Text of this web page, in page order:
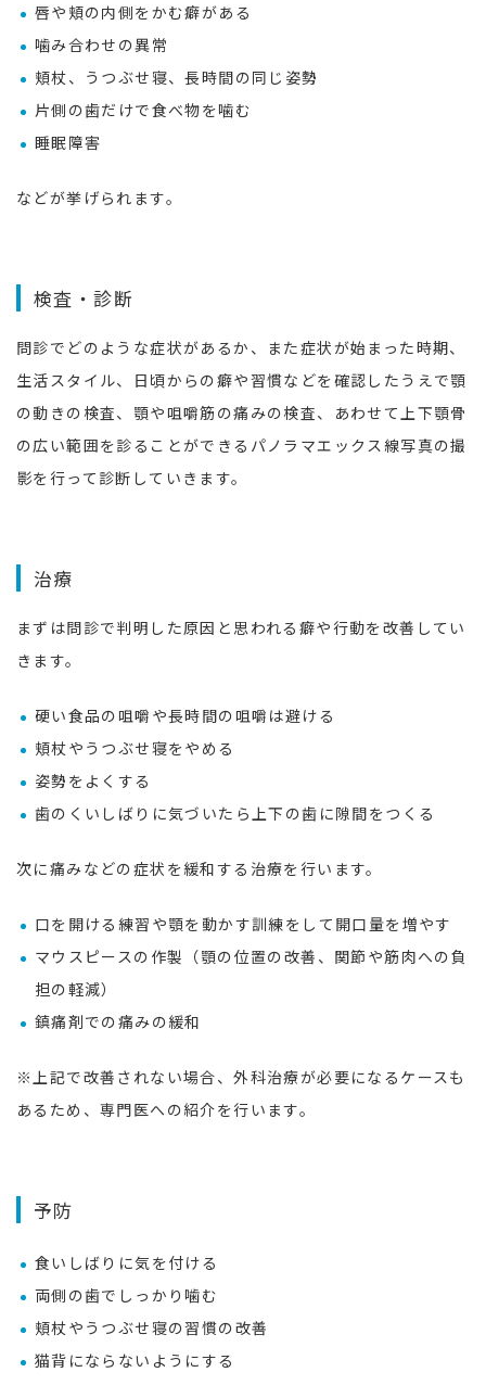
唇や頬の内側をかむ癖がある
噛み合わせの異常
頬杖、うつぶせ寝、長時間の同じ姿勢
片側の歯だけで食べ物を噛む
睡眠障害
などが挙げられます。
検査・診断
問診でどのような症状があるか、また症状が始まった時期、
生活スタイル、日頃からの癖や習慣などを確認したうえで顎
の動きの検査、顎や咀嚼筋の痛みの検査、あわせて上下顎骨
の広い範囲を診ることができるパノラマエックス線写真の撮
影を行って診断していきます。
治療
まずは問診で判明した原因と思われる癖や行動を改善してい
きます。
硬い食品の咀嚼や長時間の咀嚼は避ける
頬杖やうつぶせ寝をやめる
姿勢をよくする
歯のくいしばりに気づいたら上下の歯に隙間をつくる
次に痛みなどの症状を緩和する治療を行います。
口を開ける練習や顎を動かす訓練をして開口量を増やす
マウスピースの作製（顎の位置の改善、関節や筋肉への負
担の軽減）
鎮痛剤での痛みの緩和
※上記で改善されない場合、外科治療が必要になるケースも
あるため、専門医への紹介を行います。
予防
食いしばりに気を付ける
両側の歯でしっかり噛む
頬杖やうつぶせ寝の習慣の改善
猫背にならないようにする